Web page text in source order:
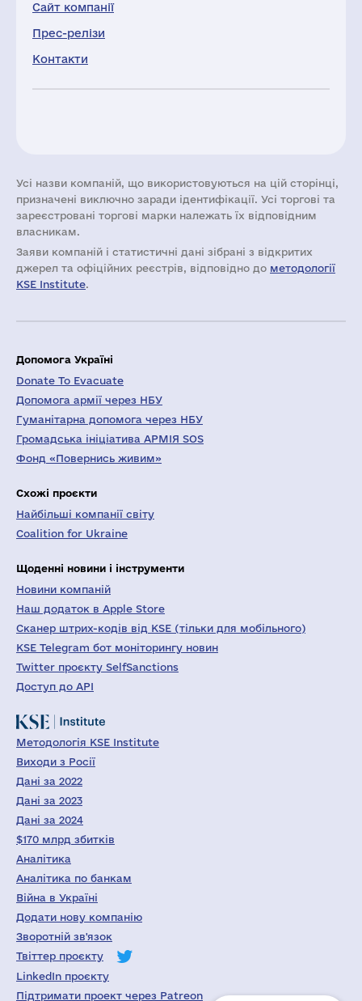
Сайт компанії
Прес-релізи
Контакти
Усі назви компаній, що використовуються на цій сторінці,
призначені виключно заради ідентифікації. Усі торгові та
зареєстровані торгові марки належать їх відповідним
власникам.
Заяви компаній i статистичні дані зібрані з відкритих
джерел та офіційних реєстрів, відповідно до методології
KSE Institute.
Допомога Україні
Donate To Evacuate
Допомога армії через НБУ
Гуманітарна допомога через НБУ
Громадська ініціатива АРМІЯ SOS
Фонд «Повернись живим»
Схожі проєкти
Найбільші компанії світу
Coalition for Ukraine
Щоденні новини і інструменти
Новини компаній
Наш додаток в Apple Store
Сканер штрих-кодів від KSE (тільки для мобільного)
KSE Telegram бот моніторингу новин
Twitter проєкту SelfSanctions
Доступ до API
Методологія KSE Institute
Виходи з Росії
Дані за 2022
Дані за 2023
Дані за 2024
$170 млрд збитків
Аналітика
Аналітика по банкам
Війна в Україні
Додати нову компанію
Зворотній зв'язок
Твіттер проєкту
LinkedIn проєкту
Підтримати проект через Patreon